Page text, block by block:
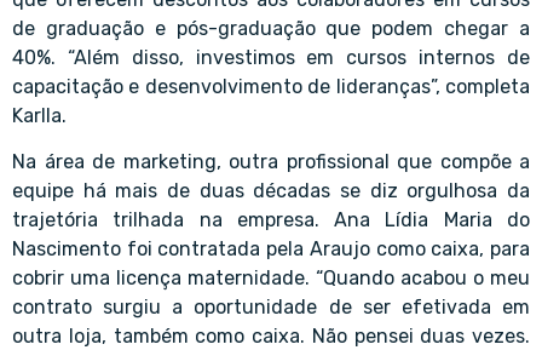
de graduação e pós-graduação que podem chegar a
40%. “Além disso, investimos em cursos internos de
capacitação e desenvolvimento de lideranças”, completa
Karlla.
Na área de marketing, outra profissional que compõe a
equipe há mais de duas décadas se diz orgulhosa da
trajetória trilhada na empresa. Ana Lídia Maria do
Nascimento foi contratada pela Araujo como caixa, para
cobrir uma licença maternidade. “Quando acabou o meu
contrato surgiu a oportunidade de ser efetivada em
outra loja, também como caixa. Não pensei duas vezes.